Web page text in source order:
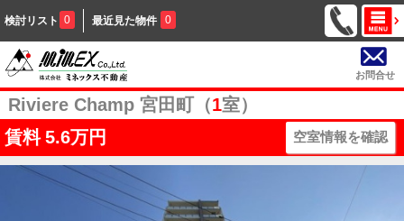
検討リスト 0 最近見た物件 0
お問合せ
Riviere Champ 宮田町（1室）
賃料 5.6万円 空室情報を確認